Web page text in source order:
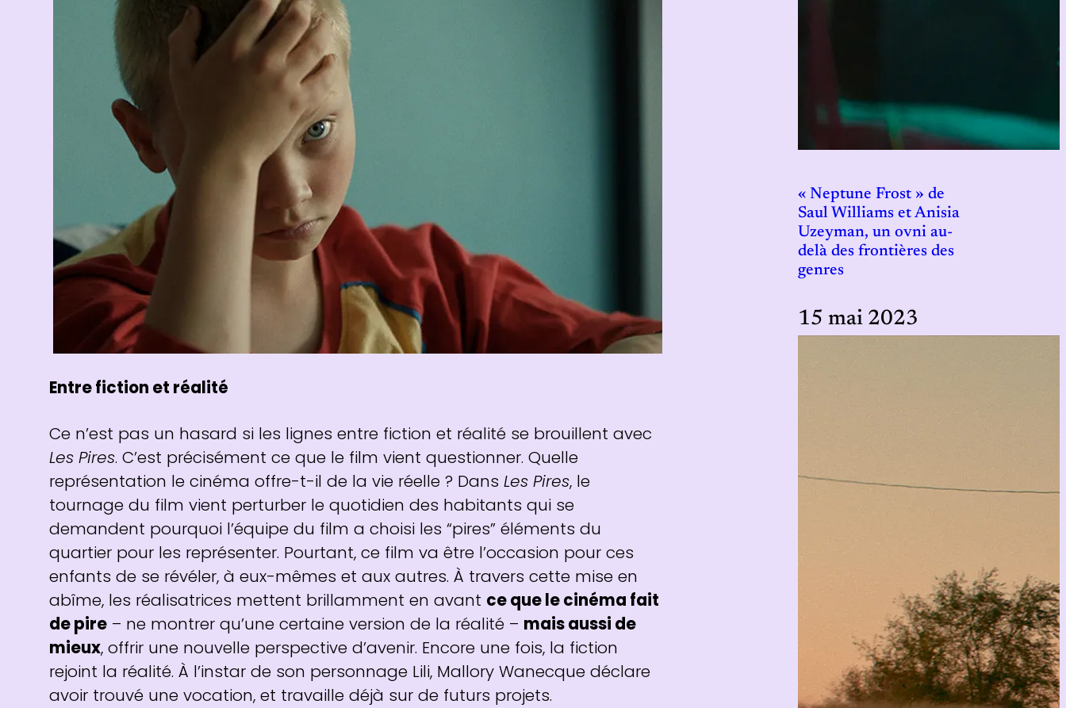
Entre fiction et réalité
Ce n’est pas un hasard si les lignes entre fiction et réalité se brouillent avec
Les Pires. C’est précisément ce que le film vient questionner. Quelle
représentation le cinéma offre-t-il de la vie réelle ? Dans Les Pires, le
tournage du film vient perturber le quotidien des habitants qui se
demandent pourquoi l’équipe du film a choisi les “pires” éléments du
quartier pour les représenter. Pourtant, ce film va être l’occasion pour ces
enfants de se révéler, à eux-mêmes et aux autres. À travers cette mise en
abîme, les réalisatrices mettent brillamment en avant ce que le cinéma fait
de pire– ne montrer qu’une certaine version de la réalité – mais aussi de
mieux, offrir une nouvelle perspective d’avenir. Encore une fois, la fiction
rejoint la réalité. À l’instar de son personnage Lili, Mallory Wanecque déclare
avoir trouvé une vocation, et travaille déjà sur de futurs projets.
« Neptune Frost » de
Saul Williams et Anisia
Uzeyman, un ovni au-
delà des frontières des
genres
15 mai 2023